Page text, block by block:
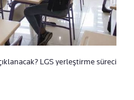
LGS yerleştirme süreci